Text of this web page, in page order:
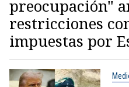
preocupación"
restricciones
impuestas por